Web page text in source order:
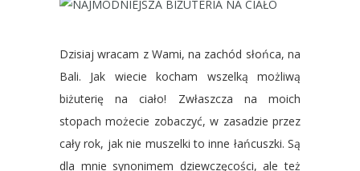
Dzisiaj wracam z Wami, na zachód słońca, na
Bali. Jak wiecie kocham wszelką możliwą
biżuterię na ciało! Zwłaszcza na moich
stopach możecie zobaczyć, w zasadzie przez
cały rok, jak nie muszelki to inne łańcuszki. Są
dla mnie synonimem dziewczęcości, ale też